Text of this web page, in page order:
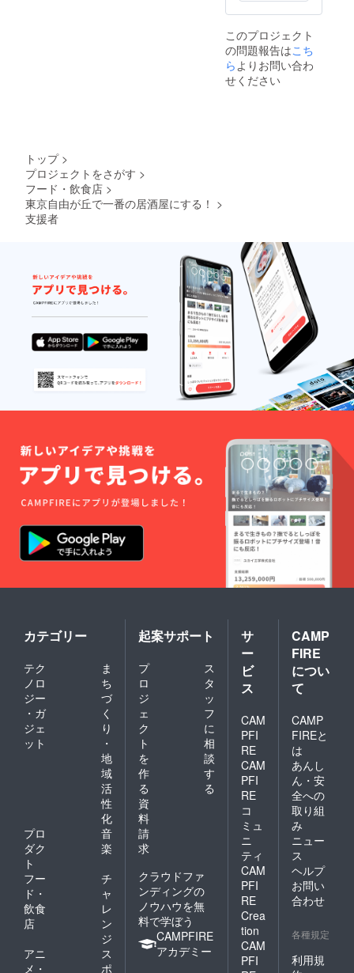
このプロジェクト
の問題報告はこち
ら よりお問い合わ
せください
トップ >
プロジェクトをさがす >
フード・飲食店 >
東京自由が丘で一番の居酒屋にする！ >
支援者
カテゴリー
テク
ノロ
ジー
・ガ
ジェ
ット
ま
ち
づ
く
り
・
地
域
活
性
化
プロ
ダク
ト
音
楽
フー
ド・
飲食
店
チ
ャ
レ
ン
ジ
アニ
メ・
ス
ポ
起案サポート
プ
ロ
ジ
ェ
ク
ト
を
作
る
ス
タ
ッ
フ
に
相
談
す
る
資
料
請
求
クラウドファ
ンディングの
ノウハウを無
料で学ぼう
CAMPFIRE
アカデミー
サ
ー
ビ
ス
CAM
PFI
RE
CAM
PFI
RE
コ
ミュ
ニ
ティ
CAM
PFI
RE
Crea
tion
CAM
PFI
CAMP
FIRE
につい
て
CAMP
FIREと
は
あんし
ん・安
全への
取り組
み
ニュー
ス
ヘルプ
お問い
合わせ
各種規定
利用規